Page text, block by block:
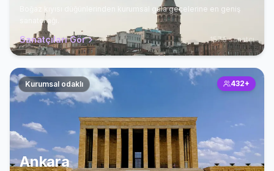
Boğaz kıyısı düğünlerinden kurumsal gala gecelerine en geniş
sanatçı ağı.
Sanatçıları Gör 1573sanatçı
Kurumsal odaklı 432+
Ankara